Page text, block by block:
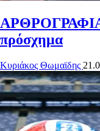
πρόσχημα
Κυριάκος Θωμαϊδης